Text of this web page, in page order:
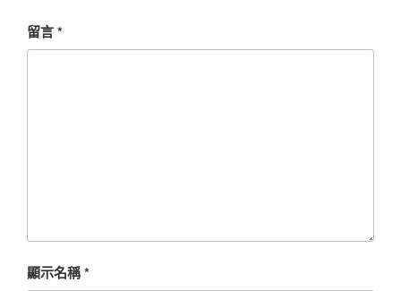
留言*
顯示名稱*